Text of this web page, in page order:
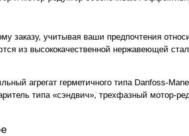
заказу, учитывая ваши предпочтения
из высококачественной нержавеющей
агрегат герметичного типа Danfoss-
типа «сэндвич», трехфазный мотор-